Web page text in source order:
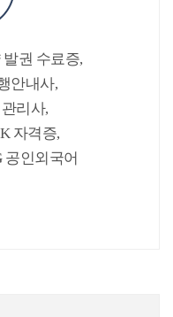
발권 수료증,
안내사,
리사,
자격증,
공인외국어